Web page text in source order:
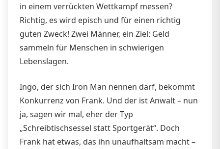
in einem verrückten Wettkampf messen?
Richtig, es wird episch und für einen richtig
guten Zweck! Zwei Männer, ein Ziel: Geld
sammeln für Menschen in schwierigen
Lebenslagen.
Ingo, der sich Iron Man nennen darf, bekommt
Konkurrenz von Frank. Und der ist Anwalt – nun
ja, sagen wir mal, eher der Typ
„Schreibtischsessel statt Sportgerät“. Doch
Frank hat etwas, das ihn unaufhaltsam macht –